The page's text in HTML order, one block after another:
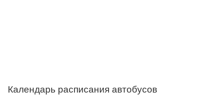
Календарь расписания автобусов